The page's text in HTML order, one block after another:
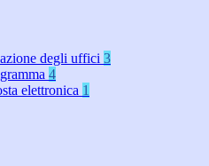
degli uffici 3
4
elettronica 1